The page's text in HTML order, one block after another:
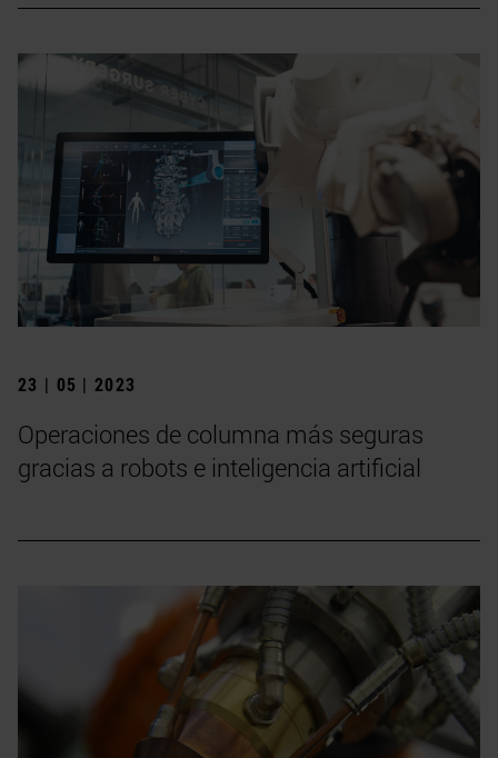
23 | 05 | 2023
Operaciones de columna más seguras
gracias a robots e inteligencia artificial